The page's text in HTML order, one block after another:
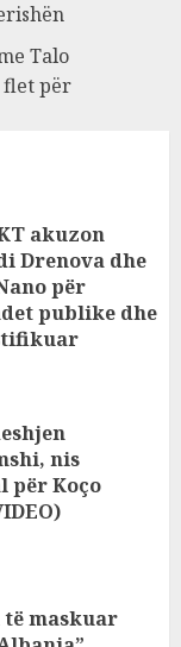
Talo
flet për
akuzon
Drenova dhe
për
publike dhe
nis
për Koço
të maskuar